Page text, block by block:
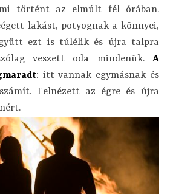
történt az elmúlt fél órában.
lakást, potyognak a könnyei,
ezt is túlélik és újra talpra
veszett oda mindenük. A
: itt vannak egymásnak és
Felnézett az égre és újra